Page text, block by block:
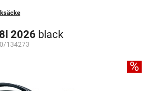
2026 black
134273
%